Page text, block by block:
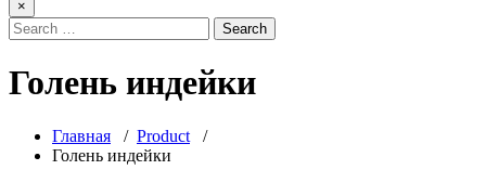
×
Голень индейки
Главная / Product /
Голень индейки